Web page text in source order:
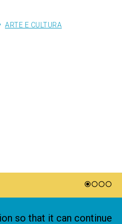
ARTE E CULTURA